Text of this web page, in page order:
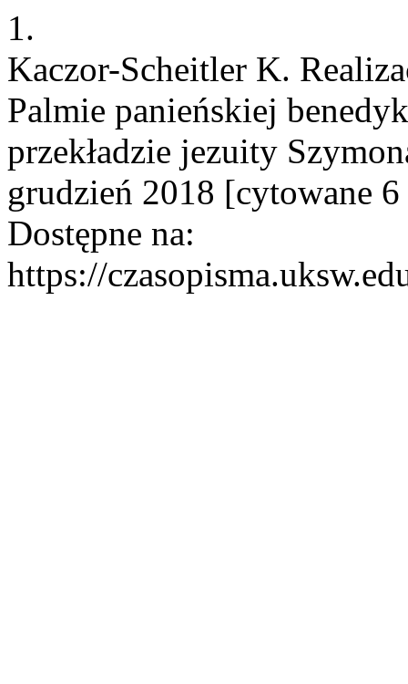
1.
Kaczor-Scheitler K.
Palmie panieńskiej
przekładzie jezuity
grudzień 2018 [cytowane
Dostępne na:
https://